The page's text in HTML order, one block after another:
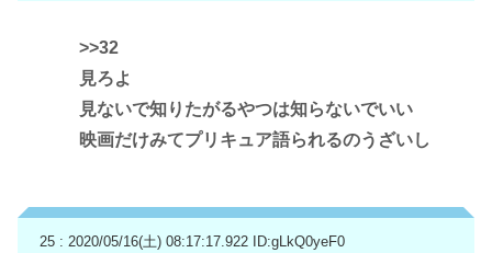
>>32
見ろよ
見ないで知りたがるやつは知らないでいい
映画だけみてプリキュア語られるのうざいし
25 : 2020/05/16(土) 08:17:17.922 ID:gLkQ0yeF0